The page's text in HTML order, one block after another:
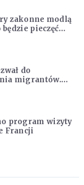
zakonne modlą
pieczęć
naszej wiary"
do
migrantów.
przeciwko
program wizyty
Francji